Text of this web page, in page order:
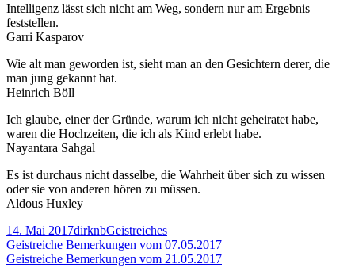
Intelligenz lässt sich nicht am Weg, sondern nur am Ergebnis
feststellen.
Garri Kasparov
Wie alt man geworden ist, sieht man an den Gesichtern derer, die
man jung gekannt hat.
Heinrich Böll
Ich glaube, einer der Gründe, warum ich nicht geheiratet habe,
waren die Hochzeiten, die ich als Kind erlebt habe.
Nayantara Sahgal
Es ist durchaus nicht dasselbe, die Wahrheit über sich zu wissen
oder sie von anderen hören zu müssen.
Aldous Huxley
Veröffentlicht
am
14. Mai 2017Autor
dirknbKategorien
Geistreiches
Beitragsnavigation
Vorheriger
Beitrag:
Geistreiche Bemerkungen vom 07.05.2017
Nächster
Geistreiche Bemerkungen vom 21.05.2017